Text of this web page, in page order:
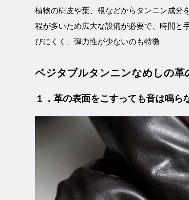
植物の樹皮や葉、根などからタンニン成分
程が多いため広大な設備が必要で、時間と
びにくく、弾力性が少ないのも特徴
ベジタブルタンニンなめしの革
１．革の表面をこすっても音は鳴ら